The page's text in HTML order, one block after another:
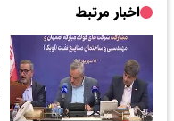
اخبار مرتبط